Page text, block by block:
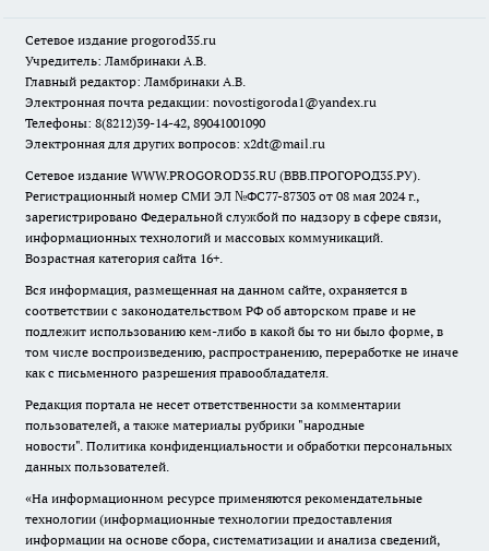
Сетевое издание progorod35.ru
Учредитель: Ламбринаки А.В.
Главный редактор: Ламбринаки А.В.
Электронная почта редакции: novostigoroda1@yandex.ru
Телефоны: 8(8212)39-14-42, 89041001090
Электронная для других вопросов: x2dt@mail.ru
Сетевое издание WWW.PROGOROD35.RU (ВВВ.ПРОГОРОД35.РУ).
Регистрационный номер СМИ ЭЛ №ФС77-87303 от 08 мая 2024 г.,
зарегистрировано Федеральной службой по надзору в сфере связи,
информационных технологий и массовых коммуникаций.
Возрастная категория сайта 16+.
Вся информация, размещенная на данном сайте, охраняется в
соответствии с законодательством РФ об авторском праве и не
подлежит использованию кем-либо в какой бы то ни было форме, в
том числе воспроизведению, распространению, переработке не иначе
как с письменного разрешения правообладателя.
Редакция портала не несет ответственности за комментарии
пользователей, а также материалы рубрики "народные
новости". Политика конфиденциальности и обработки персональных
данных пользователей.
«На информационном ресурсе применяются рекомендательные
технологии (информационные технологии предоставления
информации на основе сбора, систематизации и анализа сведений,